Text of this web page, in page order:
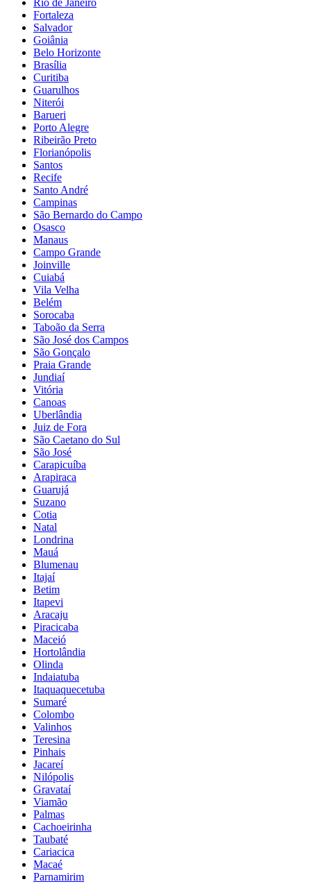
Fortaleza
Salvador
Goiânia
Belo Horizonte
Brasília
Curitiba
Guarulhos
Niterói
Barueri
Porto Alegre
Ribeirão Preto
Florianópolis
Santos
Recife
Santo André
Campinas
São Bernardo do Campo
Osasco
Manaus
Campo Grande
Joinville
Cuiabá
Vila Velha
Belém
Sorocaba
Taboão da Serra
São José dos Campos
São Gonçalo
Praia Grande
Jundiaí
Vitória
Canoas
Uberlândia
Juiz de Fora
São Caetano do Sul
São José
Carapicuíba
Arapiraca
Guarujá
Suzano
Cotia
Natal
Londrina
Mauá
Blumenau
Itajaí
Betim
Itapevi
Aracaju
Piracicaba
Maceió
Hortolândia
Olinda
Indaiatuba
Itaquaquecetuba
Sumaré
Colombo
Valinhos
Teresina
Pinhais
Jacareí
Nilópolis
Gravataí
Viamão
Palmas
Cachoeirinha
Taubaté
Cariacica
Macaé
Parnamirim